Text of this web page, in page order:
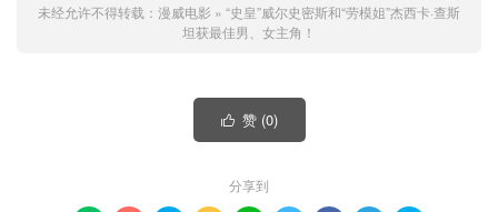
未经允许不得转载： 漫威电影 » “史皇”威尔史密斯和“劳模姐”杰西卡·查斯
坦获最佳男、女主角！
 赞 (0)
分享到